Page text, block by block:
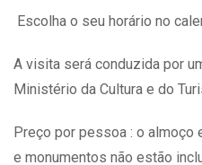
Escolha o seu horário no
A visita será conduzida por
Ministério da Cultura e do
Preço por pessoa : o almoço
e monumentos não estão